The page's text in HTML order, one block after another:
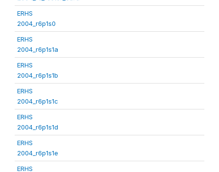
ERHS
2004_r6p1s0
ERHS
2004_r6p1s1a
ERHS
2004_r6p1s1b
ERHS
2004_r6p1s1c
ERHS
2004_r6p1s1d
ERHS
2004_r6p1s1e
ERHS